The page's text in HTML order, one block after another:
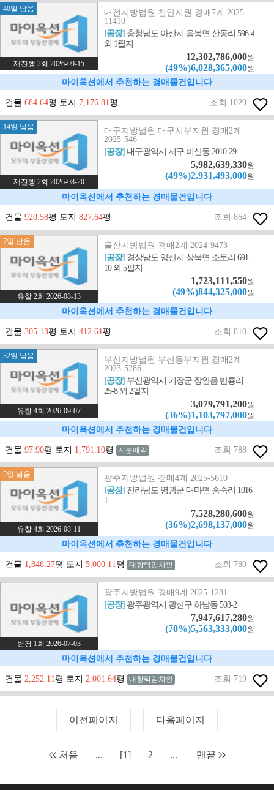
40일 남음
재진행 2회 2026-09-15
대전지방법원 천안지원 경매7계 2025-
11410
[공장] 충청남도 아산시 음봉면 산동리 596-4
외 1필지
12,302,786,000원
(49%)6,028,365,000원
마이옥션에서 추천하는 경매물건입니다
건물 684.64평 토지 7,176.81평 조회 1020
14일 남음
재진행 2회 2026-08-20
대구지방법원 대구서부지원 경매2계
2025-546
[공장]대구광역시 서구 비산동 2010-29
5,982,639,330원
(49%)2,931,493,000원
마이옥션에서 추천하는 경매물건입니다
건물 920.58평 토지 827.64평 조회 864
7일 남음
유찰 2회 2026-08-13
울산지방법원 경매2계 2024-9473
[공장] 경상남도 양산시 상북면 소토리 691-
10 외 5필지
1,723,111,550원
(49%)844,325,000원
마이옥션에서 추천하는 경매물건입니다
건물 305.13평 토지 412.61평 조회 810
32일 남음
유찰 4회 2026-09-07
부산지방법원 부산동부지원 경매2계
2023-5286
[공장] 부산광역시 기장군 장안읍 반룡리
25-8 외 2필지
3,079,791,200원
(36%)1,103,797,000원
마이옥션에서 추천하는 경매물건입니다
건물 97.90평 토지 1,791.10평 지분매각 조회 788
5일 남음
유찰 4회 2026-08-11
광주지방법원 경매4계 2025-5610
[공장] 전라남도 영광군 대마면 송죽리 1016-
1
7,528,280,600원
(36%)2,698,137,000원
마이옥션에서 추천하는 경매물건입니다
건물 1,846.27평 토지 5,000.11평 대항력임차인 조회 780
변경 1회 2026-07-03
광주지방법원 경매9계 2025-1281
[공장] 광주광역시 광산구 하남동 503-2
7,947,617,280원
(70%)5,563,333,000원
마이옥션에서 추천하는 경매물건입니다
건물 2,252.11평 토지 2,001.64평 대항력임차인 조회 719
이전페이지 다음페이지
처음 ... [1] 2 ... 맨끝